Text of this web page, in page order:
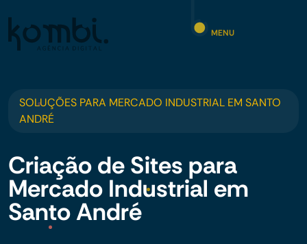
MENU
SOLUÇÕES PARA MERCADO INDUSTRIAL EM SANTO
ANDRÉ
Criação de Sites para
Mercado Industrial em
Santo André